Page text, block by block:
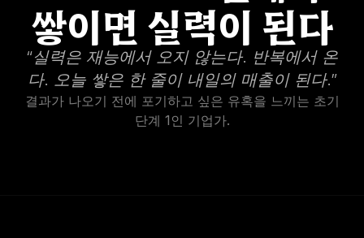
쌓이면 실력이 된다
“실력은 재능에서 오지 않는다. 반복에서 온
다. 오늘 쌓은 한 줄이 내일의 매출이 된다.”
결과가 나오기 전에 포기하고 싶은 유혹을 느끼는 초기
단계 1인 기업가.